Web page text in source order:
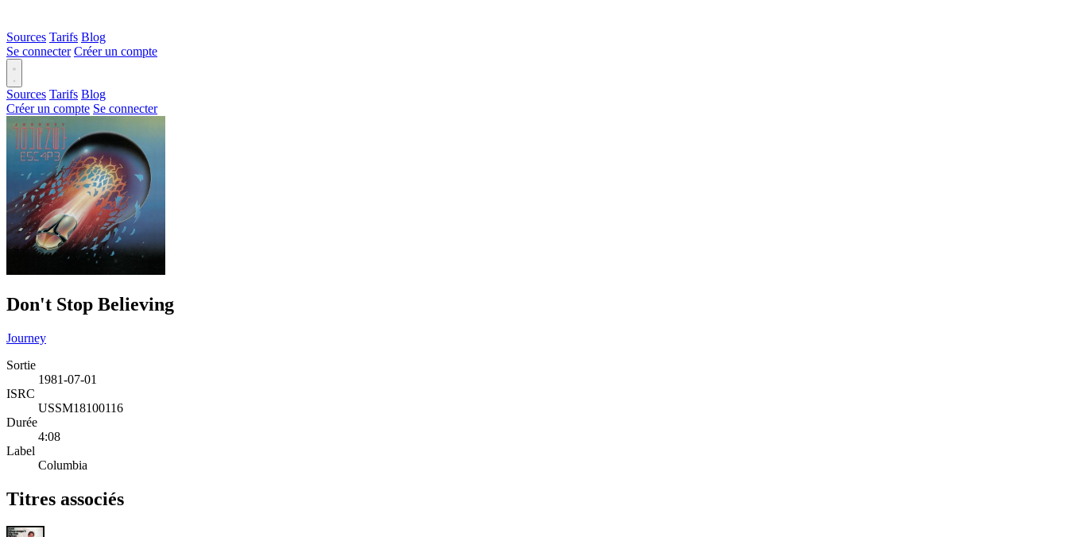
Sources Tarifs Blog
Se connecter Créer un compte
Sources Tarifs Blog
Créer un compte Se connecter
Don't Stop Believing
Journey
Sortie
1981-07-01
ISRC
USSM18100116
Durée
4:08
Label
Columbia
Titres associés